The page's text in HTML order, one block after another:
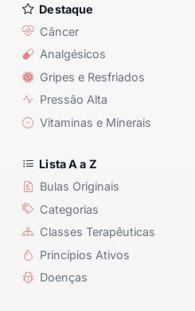
Destaque
Câncer
Analgésicos
Gripes e Resfriados
Pressão Alta
Vitaminas e Minerais
Lista A a Z
Bulas Originais
Categorias
Classes Terapêuticas
Princípios Ativos
Doenças